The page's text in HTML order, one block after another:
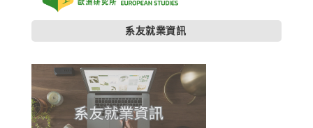
系友就業資訊